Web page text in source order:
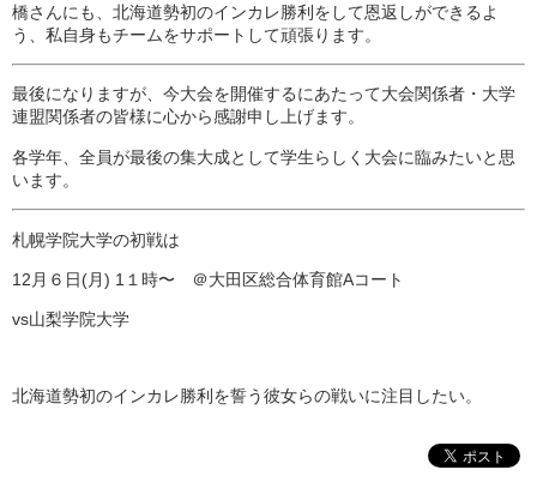
橋さんにも、北海道勢初のインカレ勝利をして恩返しができるよ
う、私自身もチームをサポートして頑張ります。
最後になりますが、今大会を開催するにあたって大会関係者・大学
連盟関係者の皆様に心から感謝申し上げます。
各学年、全員が最後の集大成として学生らしく大会に臨みたいと思
います。
札幌学院大学の初戦は
12月６日(月) 1１時〜 ＠大田区総合体育館Aコート
vs山梨学院大学
北海道勢初のインカレ勝利を誓う彼女らの戦いに注目したい。